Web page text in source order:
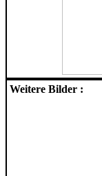
Weitere Bilder :